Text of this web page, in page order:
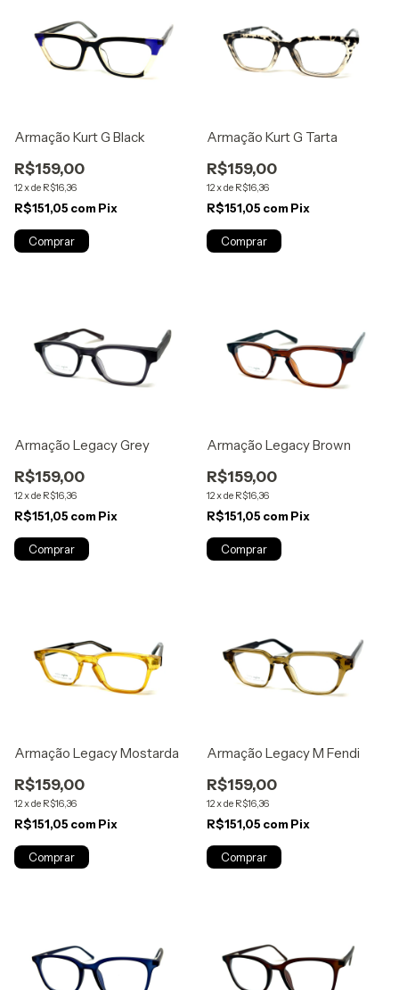
Armação Kurt G Black
R$159,00
12xde R$16,36
R$151,05 com Pix
Armação Kurt G Tarta
R$159,00
12xde R$16,36
R$151,05 com Pix
Armação Legacy Grey
R$159,00
12xde R$16,36
R$151,05 com Pix
Armação Legacy Brown
R$159,00
12xde R$16,36
R$151,05 com Pix
Armação Legacy Mostarda
R$159,00
12xde R$16,36
R$151,05 com Pix
Armação Legacy M Fendi
R$159,00
12xde R$16,36
R$151,05 com Pix